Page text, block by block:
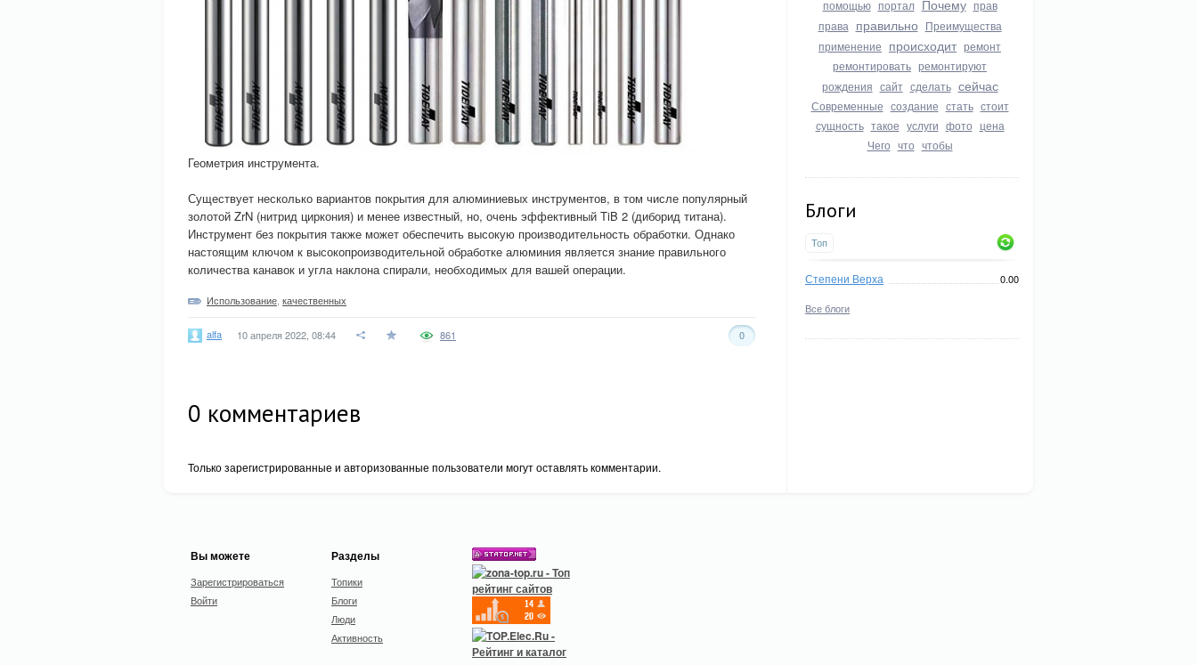
помощью портал Почему прав
права правильно Преимущества
применение происходит ремонт
ремонтировать ремонтируют
рождения сайт сделать сейчас
Современные создание стать стоит
сущность такое услуги фото цена
Чего что чтобы
Блоги
Топ
Степени Верха 0.00
Все блоги
Геометрия инструмента.
Существует несколько вариантов покрытия для алюминиевых инструментов, в том числе популярный
золотой ZrN (нитрид циркония) и менее известный, но, очень эффективный TiB 2 (диборид титана).
Инструмент без покрытия также может обеспечить высокую производительность обработки. Однако
настоящим ключом к высокопроизводительной обработке алюминия является знание правильного
количества канавок и угла наклона спирали, необходимых для вашей операции.
Использование качественных
alfa 10 апреля 2022, 08:44 0
861
0 комментариев
Только зарегистрированные и авторизованные пользователи могут оставлять комментарии.
Вы можете
Зарегистрироваться
Войти
Разделы
Топики
Блоги
Люди
Активность